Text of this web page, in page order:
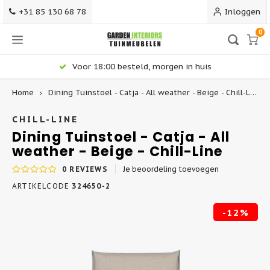
Hoofdmenu / tuinstoelen
Tuinstoelen
Alle Tuinstoelen
Dining Tuinstoelen
Verstelbare Tuinstoelen
Hoofdmenu / barkrukken
Barkrukken
Alle Barkrukken
Kunststof Barkrukken
Counter Barkrukken 65 cm
Hoofdmenu / tuintafels
Alle Tuintafels - Gardeninteriors
Ronde Tuintafels
Hoofdmenu / loungesets
Loungesets
Alle Loungesets
Loungeset Hoekbank
Hoofdmenu / terrasmeubilair
Terrasmeubilair
Terrasstoelen
Terrastafels
+31 85 130 68 78 Inloggen
0
Voor 18:00 besteld, morgen in huis
Home Dining Tuinstoel - Catja - All weather - Beige - Chill-Line
CHILL-LINE
Dining Tuinstoel - Catja - All
weather - Beige - Chill-Line
0 REVIEWS
Je beoordeling toevoegen
ARTIKELCODE 324650-2
-12%